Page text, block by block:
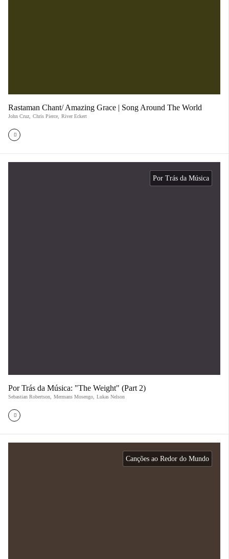
Rastaman Chant/ Amazing Grace | Song Around The World
John Cruz Chris Pierce River Eckert
Por Trás da Música
Por Trás da Música: "The Weight" (Part 2)
Sebastian Robertson Mermans Mosengo Lukas Nelson
Canções ao Redor do Mundo